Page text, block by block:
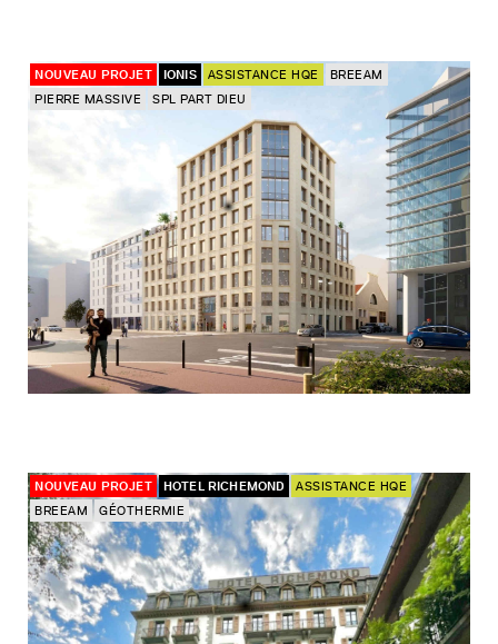
NOUVEAU PROJET IONIS ASSISTANCE HQE
BREEAM
PIERRE MASSIVE
SPL PART DIEU
NOUVEAU PROJET HOTEL RICHEMOND
ASSISTANCE HQE
BREEAM
GÉOTHERMIE